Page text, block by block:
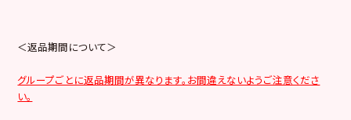
＜返品期間について＞
グループごとに返品期間が異なります。お間違えないようご注意くださ
い。